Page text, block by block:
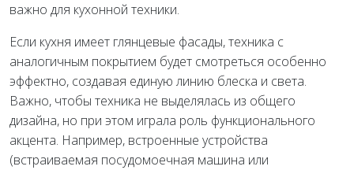
важно для кухонной техники.
Если кухня имеет глянцевые фасады, техника с
аналогичным покрытием будет смотреться особенно
эффектно, создавая единую линию блеска и света.
Важно, чтобы техника не выделялась из общего
дизайна, но при этом играла роль функционального
акцента. Например, встроенные устройства
(встраиваемая посудомоечная машина или